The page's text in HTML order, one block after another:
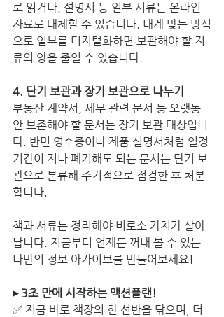
로 읽거나, 설명서 등 일부 서류는 온라인
자료로 대체할 수 있습니다. 내게 맞는 방식
으로 일부를 디지털화하면 보관해야 할 지
류의 양을 줄일 수 있습니다.
4. 단기 보관과 장기 보관으로 나누기
부동산 계약서, 세무 관련 문서 등 오랫동
안 보존해야 할 문서는 장기 보관 대상입니
다. 반면 영수증이나 제품 설명서처럼 일정
기간이 지나 폐기해도 되는 문서는 단기 보
관으로 분류해 주기적으로 점검한 후 처분
합니다.
책과 서류는 정리해야 비로소 가치가 살아
납니다. 지금부터 언제든 꺼내 볼 수 있는
나만의 정보 아카이브를 만들어보세요!
▸ 3초 만에 시작하는 액션플랜!
✅ 지금 바로 책장의 한 선반을 닦으며, 더